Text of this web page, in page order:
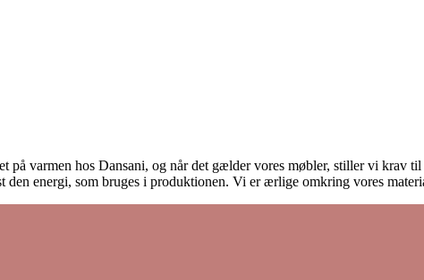
på varmen hos Dansani, og når det gælder vores møbler, stiller vi krav
den energi, som bruges i produktionen. Vi er ærlige omkring vores